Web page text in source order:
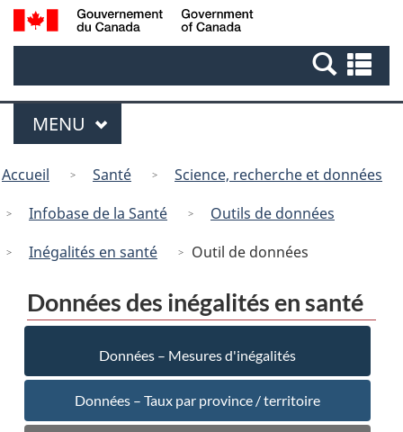
Passer
au
principal
Version
HTML
Search
menus
Menu
MENU PRINCIPAL
êtes
ici:
Accueil Santé
Science, recherche et données
Infobase de la Santé
Outils de données
Inégalités en santé
Outil de données
Données des inégalités en santé
Données – Mesures d'inégalités
Données – Taux par province / territoire